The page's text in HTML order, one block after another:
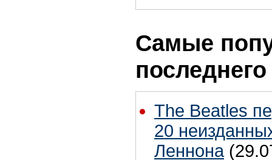
Самые
The Beatles
20
Леннона